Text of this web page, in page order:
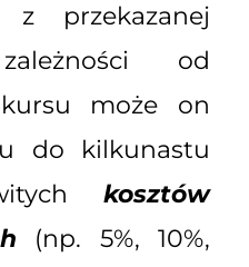
z przekazanej
od
może on
do kilkunastu
kosztów
(np. 5%, 10%,